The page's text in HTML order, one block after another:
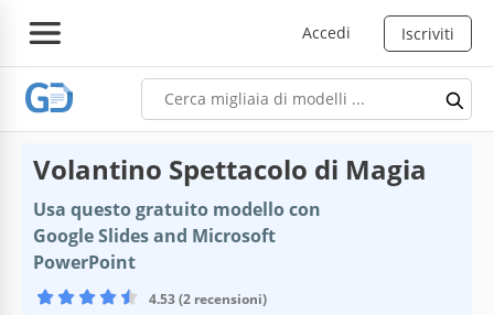
Accedi Iscriviti
Volantino Spettacolo di Magia
Usa questo gratuito modello con
Google Slides and Microsoft
PowerPoint
4.53 (2 recensioni)